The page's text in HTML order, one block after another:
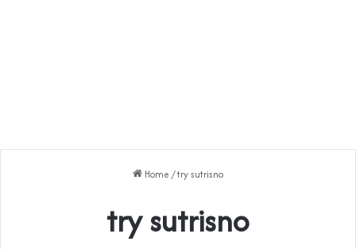
Home /try sutrisno
try sutrisno